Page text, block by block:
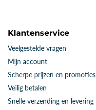
Klantenservice
Veelgestelde vragen
Mijn account
Scherpe prijzen en promoties
Veilig betalen
Snelle verzending en levering